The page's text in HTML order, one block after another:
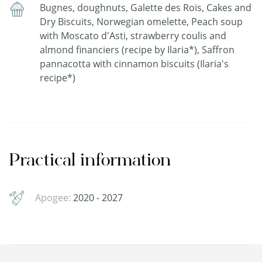
Bugnes, doughnuts, Galette des Rois, Cakes and
Dry Biscuits, Norwegian omelette, Peach soup
with Moscato d'Asti, strawberry coulis and
almond financiers (recipe by Ilaria*), Saffron
pannacotta with cinnamon biscuits (Ilaria's
recipe*)
Practical information
Apogee: 2020 - 2027